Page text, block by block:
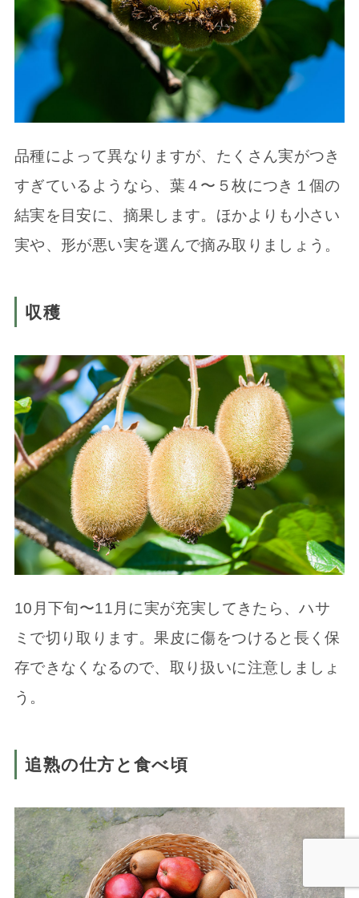
品種によって異なりますが、たくさん実がつき
すぎているようなら、葉４〜５枚につき１個の
結実を目安に、摘果します。ほかよりも小さい
実や、形が悪い実を選んで摘み取りましょう。
収穫
10月下旬〜11月に実が充実してきたら、ハサ
ミで切り取ります。果皮に傷をつけると長く保
存できなくなるので、取り扱いに注意しましょ
う。
追熟の仕方と食べ頃